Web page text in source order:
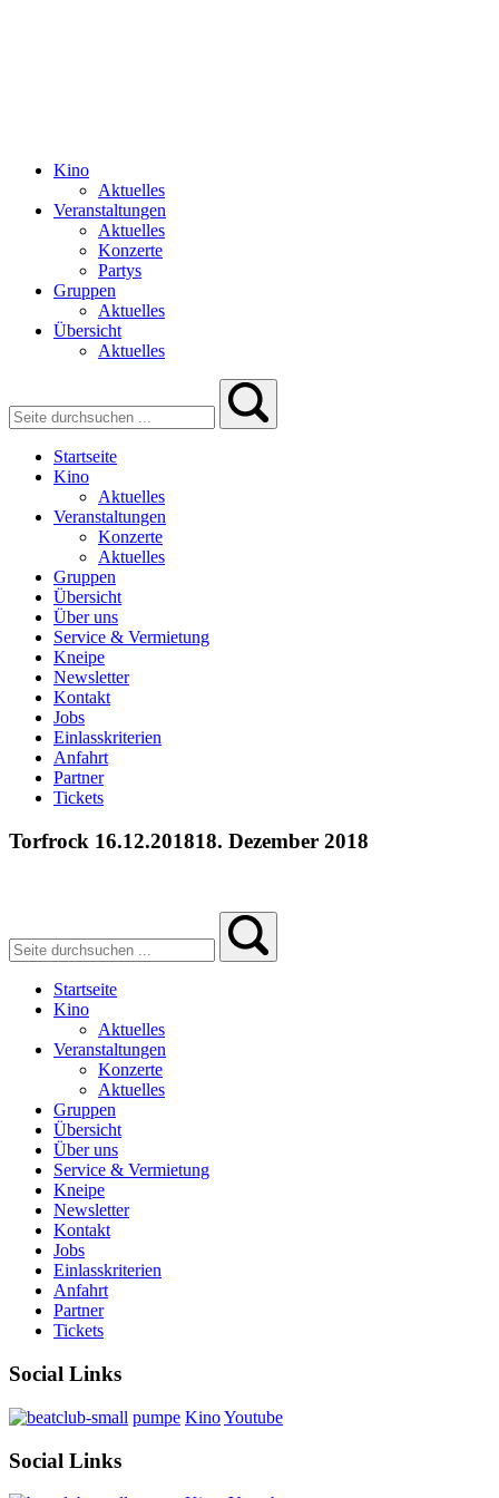
Kino
Aktuelles
Veranstaltungen
Aktuelles
Konzerte
Partys
Gruppen
Aktuelles
Übersicht
Aktuelles
Startseite
Kino
Aktuelles
Veranstaltungen
Konzerte
Aktuelles
Gruppen
Übersicht
Über uns
Service & Vermietung
Kneipe
Newsletter
Kontakt
Jobs
Einlasskriterien
Anfahrt
Partner
Tickets
Torfrock 16.12.201818. Dezember 2018
Startseite
Kino
Aktuelles
Veranstaltungen
Konzerte
Aktuelles
Gruppen
Übersicht
Über uns
Service & Vermietung
Kneipe
Newsletter
Kontakt
Jobs
Einlasskriterien
Anfahrt
Partner
Tickets
Social Links
pumpe KinoYoutube
Social Links